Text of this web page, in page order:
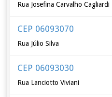
Rua Josefina Carvalho Cagliardi
CEP 06093070
Rua Júlio Silva
CEP 06093030
Rua Lanciotto Viviani